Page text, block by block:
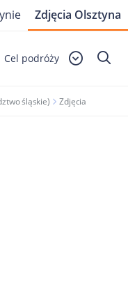
Cel podróży
śląskie) Zdjęcia
Zdjęcia Olsztyna